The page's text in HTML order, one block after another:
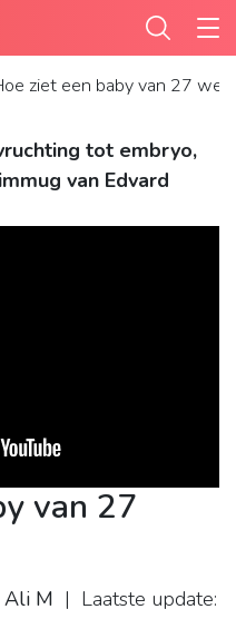
ziet een baby van 27
tot embryo,
van Edvard
van 27
Ali M | Laatste update: